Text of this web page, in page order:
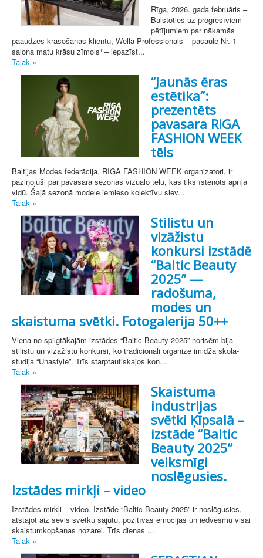
Rīga, 2026. gada februāris –
Balstoties uz progresīviem
pētījumiem par nākamās
paaudzes krāsošanas klientu, Wella Professionals – pasaulē Nr. 1
salona matu krāsu zīmols¹ – iepazīst...
Tālāk »
“Jaunās ēras
estētika”:
prezentēts
pavasara RIGA
FASHION WEEK
tēls
Baltijas Modes federācija, RIGA FASHION WEEK organizatori, ir
paziņojuši par pavasara sezonas vizuālo tēlu, kas tiks īstenots aprīļa
vidū. Šajā sezonā modele iemieso kolektīvu siev...
Tālāk »
Stilistu un
vizāžistu
konkursi izstādē
“Baltic Beauty
2025” —
radošuma,
modes un
skaistuma svētki. Fotogalerija 50++
Viena no spilgtākajām izstādes “Baltic Beauty 2025” norisēm bija
stilistu un vizāžistu konkursi, ko tradicionāli organizē imidža skola-
studija “Unastyle”. Trīs starptautiskajos kon...
Tālāk »
Skaistuma
industrijas
svētki Ķīpsalā –
izstāde “Baltic
Beauty 2025”
veiksmīgi
noslēgusies.
Izstādes mirkļi – video
Izstādes mirkļi – video. Izstāde “Baltic Beauty 2025” ir noslēgusies,
atstājot aiz sevis svētku sajūtu, pozitīvas emocijas un iedvesmu visai
skaistumkopšanas nozarei. Trīs dienas ...
Tālāk »